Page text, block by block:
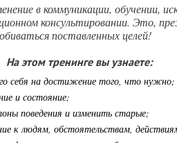
в коммуникации, обучении,
консультировании. Это,
поставленных целей!
На этом тренинге вы узнаете:
себя на достижение того, что нужно;
и состояние;
поведения и изменить старые;
к людям, обстоятельствам,